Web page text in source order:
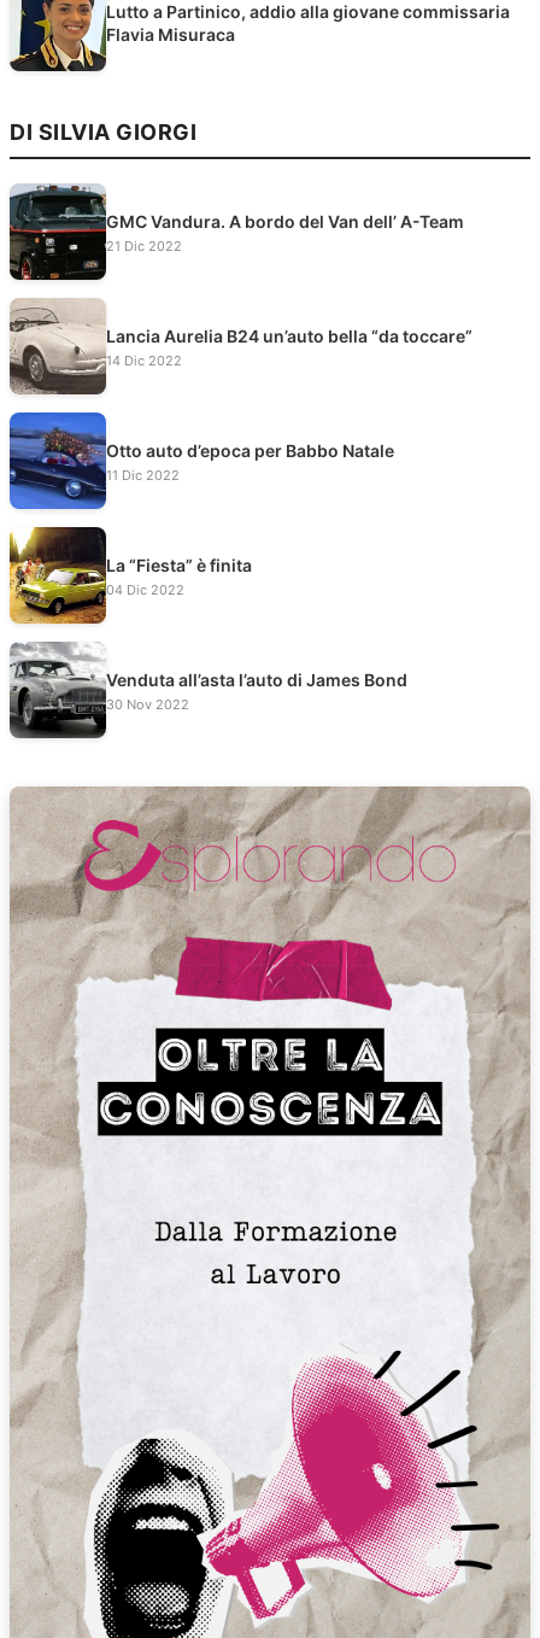
Lutto a Partinico, addio alla giovane commissaria
Flavia Misuraca
DI SILVIA GIORGI
GMC Vandura. A bordo del Van dell’ A-Team
21 Dic 2022
Lancia Aurelia B24 un’auto bella “da toccare”
14 Dic 2022
Otto auto d’epoca per Babbo Natale
11 Dic 2022
La “Fiesta” è finita
04 Dic 2022
Venduta all’asta l’auto di James Bond
30 Nov 2022